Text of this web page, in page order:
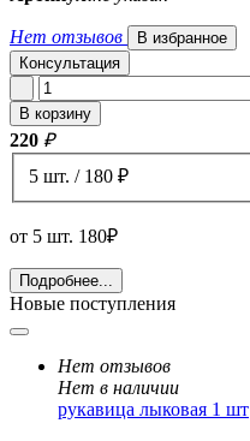
Нет отзывов
В избранное
Консультация
В корзину
220 ₽
5 шт. / 180 ₽
от 5 шт. 180₽
Подробнее...
Новые поступления
Нет отзывов
Нет в наличии
рукавица лыковая 1 шт